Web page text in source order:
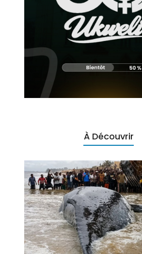
À Découvrir